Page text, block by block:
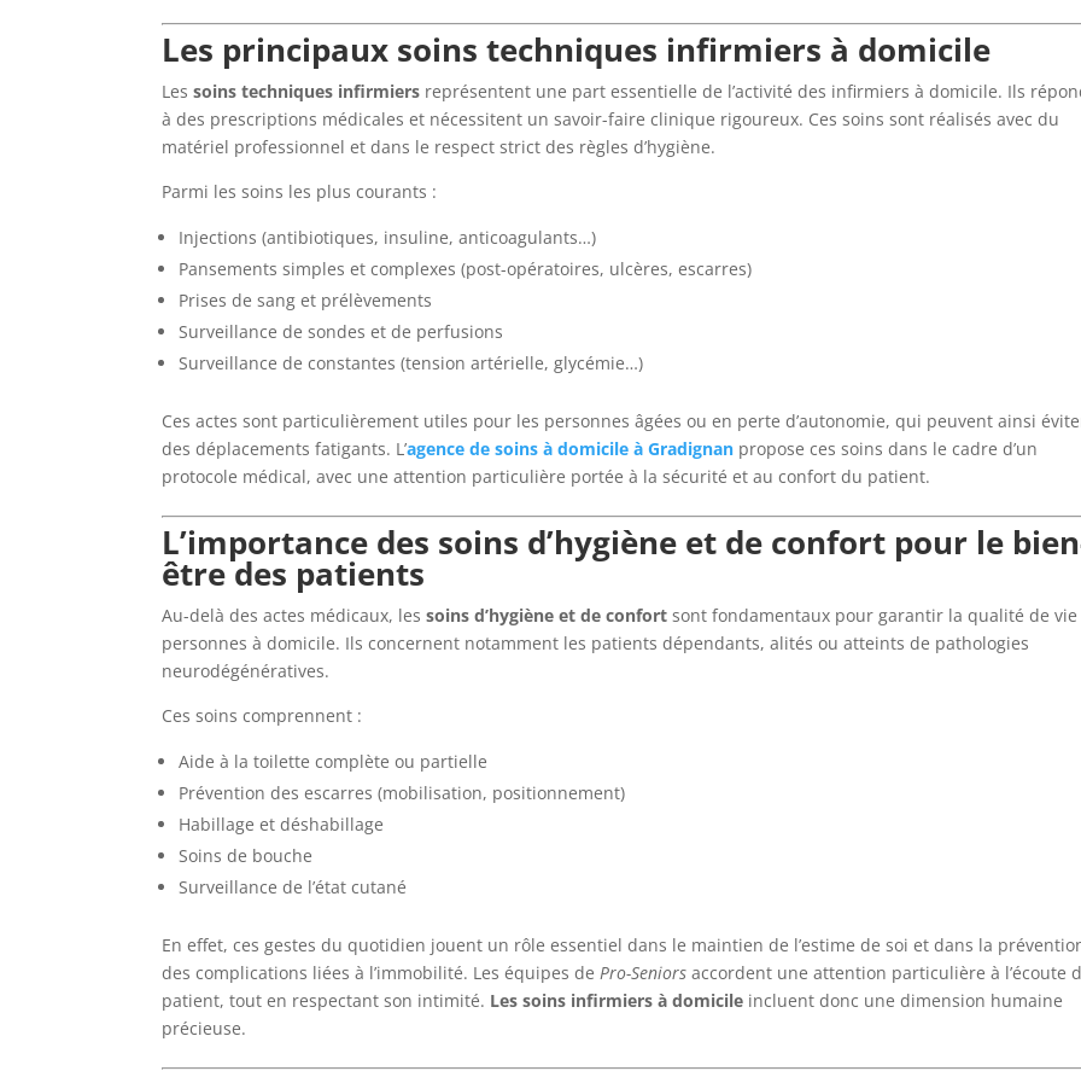
Les principaux soins techniques infirmiers à domicile
Lessoins techniques infirmiers représentent une part essentielle de l’activité des infirmiers à domicile. Ils
à des prescriptions médicales et nécessitent un savoir-faire clinique rigoureux. Ces soins sont réalisés avec du
matériel professionnel et dans le respect strict des règles d’hygiène.
Parmi les soins les plus courants :
Injections (antibiotiques, insuline, anticoagulants…)
Pansements simples et complexes (post-opératoires, ulcères, escarres)
Prises de sang et prélèvements
Surveillance de sondes et de perfusions
Surveillance de constantes (tension artérielle, glycémie…)
Ces actes sont particulièrement utiles pour les personnes âgées ou en perte d’autonomie, qui peuvent ainsi
des déplacements fatigants. L’agence de soins à domicile à Gradignan propose ces soins dans le cadre d’un
protocole médical, avec une attention particulière portée à la sécurité et au confort du patient.
L’importance des soins d’hygiène et de confort pour le
être des patients
Au-delà des actes médicaux, lessoins d’hygiène et de confort sont fondamentaux pour garantir la qualité de vie
personnes à domicile. Ils concernent notamment les patients dépendants, alités ou atteints de pathologies
neurodégénératives.
Ces soins comprennent :
Aide à la toilette complète ou partielle
Prévention des escarres (mobilisation, positionnement)
Habillage et déshabillage
Soins de bouche
Surveillance de l’état cutané
En effet, ces gestes du quotidien jouent un rôle essentiel dans le maintien de l’estime de soi et dans la
des complications liées à l’immobilité. Les équipes dePro-Seniors accordent une attention particulière à l’écoute
patient, tout en respectant son intimité. Les soins infirmiers à domicile incluent donc une dimension humaine
précieuse.